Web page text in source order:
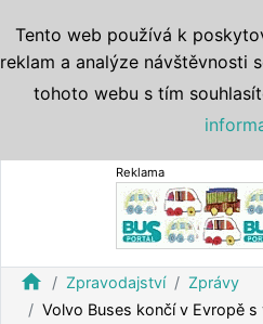
Reklama
home Zpravodajství
Zprávy
Volvo Buses končí v Evropě
Tento web používá k
reklam a analýze návštěvnosti
tohoto webu s tím